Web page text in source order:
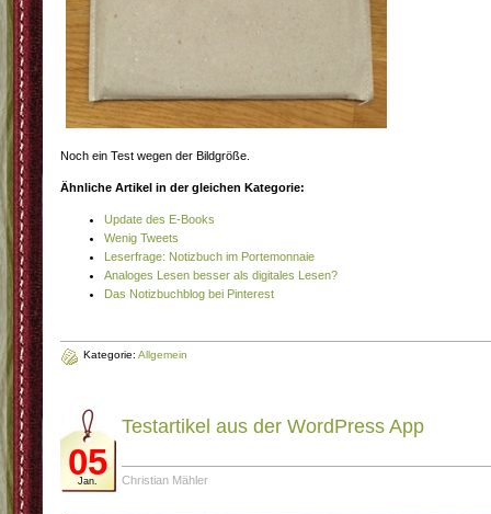
Noch ein Test wegen der Bildgröße.
Ähnliche Artikel in der gleichen Kategorie:
Update des E-Books
Wenig Tweets
Leserfrage: Notizbuch im Portemonnaie
Analoges Lesen besser als digitales Lesen?
Das Notizbuchblog bei Pinterest
Kategorie: Allgemein
05
Jan.
Testartikel aus der WordPress App
Christian Mähler